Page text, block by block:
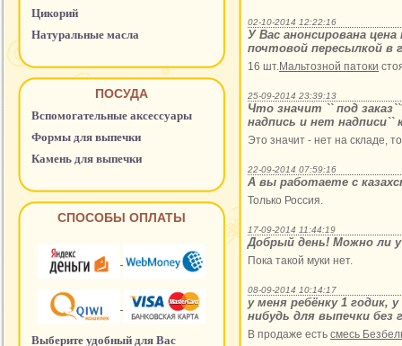
Цикорий
Натуральные масла
ПОСУДА
Вспомогательные аксессуары
Формы для выпечки
Камень для выпечки
СПОСОБЫ ОПЛАТЫ
Выберите удобный для Вас
02-10-2014 12:22:16
У Вас анонсирована
почтовой пересылкой в
16 шт.Мальтозной патоки
25-09-2014 23:39:13
Что значит `` под
надпись и нет надписи``
Это значит - нет на складе,
22-09-2014 07:59:16
А вы работаете с
Только Россия.
17-09-2014 11:44:19
Добрый день! Можно ли
Пока такой муки нет.
08-09-2014 10:14:17
у меня ребёнку 1 годик,
нибудь для выпечки без
В продаже есть смесь